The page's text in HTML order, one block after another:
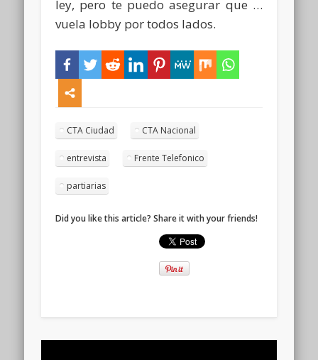
ley, pero te puedo asegurar que …
vuela lobby por todos lados.
CTA Ciudad CTA Nacional
entrevista Frente Telefonico
partiarias
Did you like this article? Share it with your friends!